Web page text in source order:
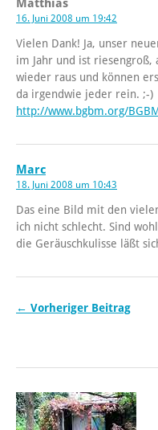
16. Juni 2008 um 19:42
Vielen Dank! Ja, unser
im Jahr und ist
wieder raus und können
da irgendwie jeder rein. ;-)
http://www.bgbm.org/
Marc
18. Juni 2008 um 10:43
Das eine Bild mit den
ich nicht schlecht. Sind
die Geräuschkulisse läßt
← Vorheriger Beitrag